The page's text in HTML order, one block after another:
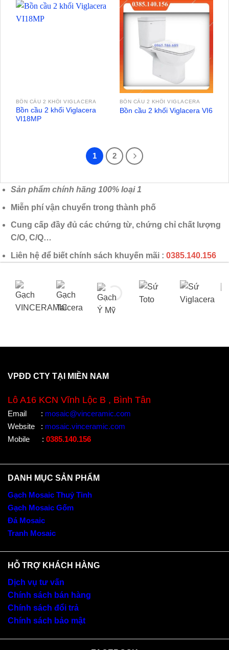
BỒN CẦU 2 KHỐI VIGLACERA
Bồn cầu 2 khối Viglacera
VI18MP
BỒN CẦU 2 KHỐI VIGLACERA
Bồn cầu 2 khối Viglacera VI6
1 2
Sản phẩm chính hãng 100% loại 1
Miễn phí vận chuyển trong thành phố
Cung cấp đầy đủ các chứng từ, chứng chỉ chất lượng
C/O, C/Q…
Liên hệ để biết chính sách khuyến mãi : 0385.140.156
VPĐD CTY TẠI MIỀN NAM
Lô A16 KCN Vĩnh Lộc B , Bình Tân
Email : mosaic@vinceramic.com
Website
: mosaic.vinceramic.com
Mobile
: 0385.140.156
DANH MỤC SẢN PHẨM
Gạch Mosaic Thuỷ Tinh
Gạch Mosaic Gốm
Đá Mosaic
Tranh Mosaic
HỖ TRỢ KHÁCH HÀNG
Dịch vụ tư vấn
Chính sách bán hàng
Chính sách đổi trả
Chính sách bảo mật